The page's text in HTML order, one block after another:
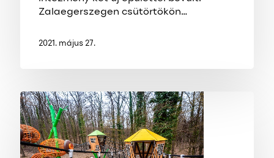
Zalaegerszegen csütörtökön…
2021. május 27.
Hamarosan
elkészül
Zalaegerszegen
az
Alsóerdei